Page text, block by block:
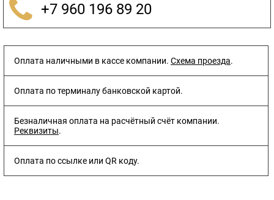
+7 960 196 89 20
Оплата наличными в кассе компании. Схема проезда.
Оплата по терминалу банковской картой.
Безналичная оплата на расчётный счёт компании.
Реквизиты.
Оплата по ссылке или QR коду.